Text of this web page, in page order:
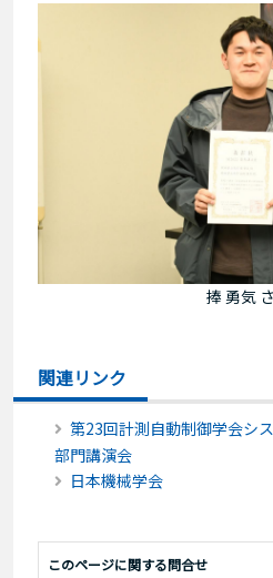
捧 勇気
関連リンク
第23回計測自動制御学会シ
部門講演会
日本機械学会
このページに関する問合せ